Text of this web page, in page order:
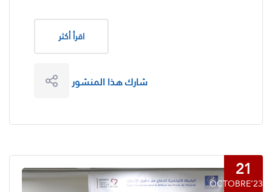
اقرأ أكثر
شارك هذا المنشور
21
OCTOBRE’23